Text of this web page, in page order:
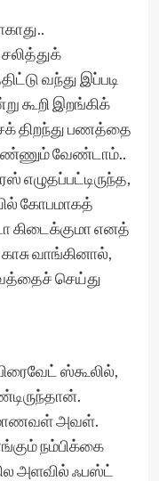
வந்து இப்படி
கூறி இறங்கிக்
திறந்து பணத்தை
வேண்டாம்..
எழுதப்பட்டிருந்த,
கோபமாகத்
கிடைக்குமா எனத்
வாங்கினால்,
செய்து
ஸ்கூலில்,
மாணவள் அவள்.
நம்பிக்கை
அளவில் ஃபஸ்ட்